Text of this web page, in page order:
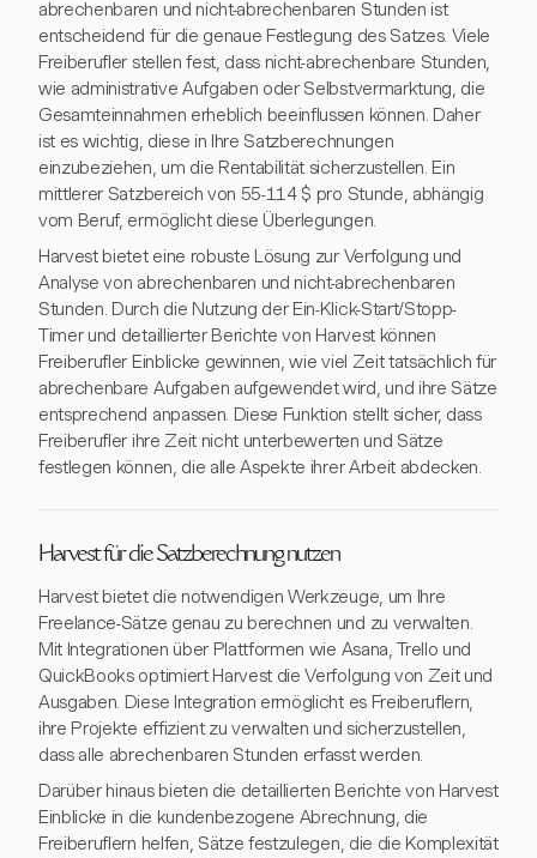
abrechenbaren und nicht-abrechenbaren Stunden ist
entscheidend für die genaue Festlegung des Satzes. Viele
Freiberufler stellen fest, dass nicht-abrechenbare Stunden,
wie administrative Aufgaben oder Selbstvermarktung, die
Gesamteinnahmen erheblich beeinflussen können. Daher
ist es wichtig, diese in Ihre Satzberechnungen
einzubeziehen, um die Rentabilität sicherzustellen. Ein
mittlerer Satzbereich von 55-114 $ pro Stunde, abhängig
vom Beruf, ermöglicht diese Überlegungen.
Harvest bietet eine robuste Lösung zur Verfolgung und
Analyse von abrechenbaren und nicht-abrechenbaren
Stunden. Durch die Nutzung der Ein-Klick-Start/Stopp-
Timer und detaillierter Berichte von Harvest können
Freiberufler Einblicke gewinnen, wie viel Zeit tatsächlich für
abrechenbare Aufgaben aufgewendet wird, und ihre Sätze
entsprechend anpassen. Diese Funktion stellt sicher, dass
Freiberufler ihre Zeit nicht unterbewerten und Sätze
festlegen können, die alle Aspekte ihrer Arbeit abdecken.
Harvest für die Satzberechnung nutzen
Harvest bietet die notwendigen Werkzeuge, um Ihre
Freelance-Sätze genau zu berechnen und zu verwalten.
Mit Integrationen über Plattformen wie Asana, Trello und
QuickBooks optimiert Harvest die Verfolgung von Zeit und
Ausgaben. Diese Integration ermöglicht es Freiberuflern,
ihre Projekte effizient zu verwalten und sicherzustellen,
dass alle abrechenbaren Stunden erfasst werden.
Darüber hinaus bieten die detaillierten Berichte von Harvest
Einblicke in die kundenbezogene Abrechnung, die
Freiberuflern helfen, Sätze festzulegen, die die Komplexität